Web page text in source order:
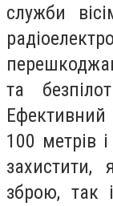
служби
та
Ефективний
100 метрів
захистити,
зброю, так